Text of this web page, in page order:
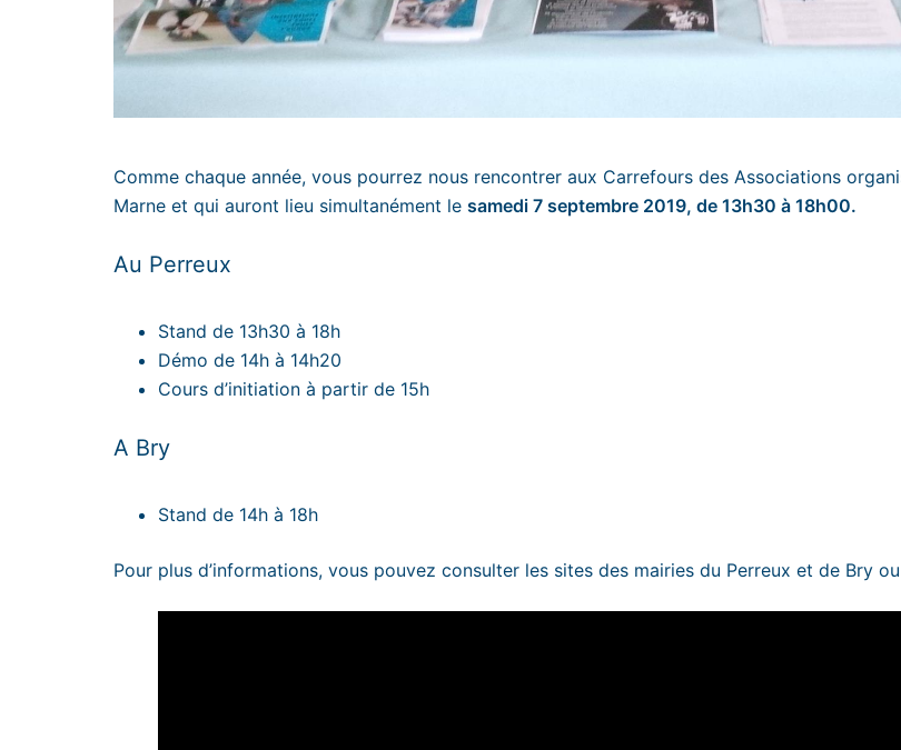
Comme chaque année, vous pourrez nous rencontrer aux Carrefours des Associations
Marne et qui auront lieu simultanément le samedi 7 septembre 2019, de 13h30 à 18h00.
Au Perreux
Stand de 13h30 à 18h
Démo de 14h à 14h20
Cours d’initiation à partir de 15h
A Bry
Stand de 14h à 18h
Pour plus d’informations, vous pouvez consulter les sites des mairies du Perreux et de Bry